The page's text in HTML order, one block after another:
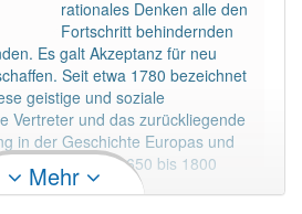
rationales Denken alle den
Fortschritt behindernden
Es galt Akzeptanz für neu
Seit etwa 1780 bezeichnet
geistige und soziale
Vertreter und das zurückliegende
in der Geschichte Europas und
meist auf etwa 1650 bis 1800
Mehr